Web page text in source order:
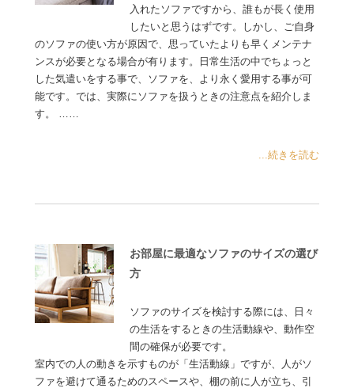
入れたソファですから、誰もが長く使用
したいと思うはずです。しかし、ご自身
のソファの使い方が原因で、思っていたよりも早くメンテナ
ンスが必要となる場合が有ります。日常生活の中でちょっと
した気遣いをする事で、ソファを、より永く愛用する事が可
能です。では、実際にソファを扱うときの注意点を紹介しま
す。 ……
...続きを読む
お部屋に最適なソファのサイズの選び
方
ソファのサイズを検討する際には、日々
の生活をするときの生活動線や、動作空
間の確保が必要です。
室内での人の動きを示すものが「生活動線」ですが、人がソ
ファを避けて通るためのスペースや、棚の前に人が立ち、引